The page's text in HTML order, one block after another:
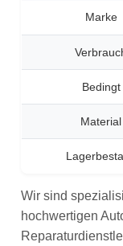
Marke
Bedingt
Material
Wir sind
hochwertigen